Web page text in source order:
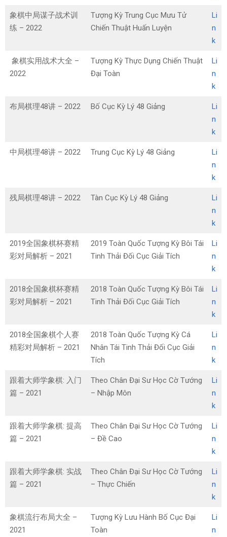
象棋中局谋子战术训
练 – 2022
Tượng Kỳ Trung Cục Mưu Tử
Chiến Thuật Huấn Luyện
Li
n
k
象棋实用战术大全 –
2022
Tượng Kỳ Thực Dụng Chiến Thuật
Đại Toàn
Li
n
k
布局棋理48讲 – 2022 Bố Cục Kỳ Lý 48 Giảng Li
n
k
中局棋理48讲 – 2022 Trung Cục Kỳ Lý 48 Giảng
Li
n
k
残局棋理48讲 – 2022 Tàn Cục Kỳ Lý 48 Giảng
Li
n
k
2019全国象棋杯赛精
彩对局解析 – 2021
2019 Toàn Quốc Tượng Kỳ Bôi Tái
Tinh Thải Đối Cục Giải Tích
Li
n
k
2018全国象棋杯赛精
彩对局解析 – 2021
2018 Toàn Quốc Tượng Kỳ Bôi Tái
Tinh Thải Đối Cục Giải Tích
Li
n
k
2018全国象棋个人赛
精彩对局解析 – 2021
2018 Toàn Quốc Tượng Kỳ Cá
Nhân Tái Tinh Thải Đối Cục Giải
Tích
Li
n
k
跟着大师学象棋: 入门
篇 – 2021
Theo Chân Đại Sư Học Cờ Tướng
– Nhập Môn
Li
n
k
跟着大师学象棋: 提高
篇 – 2021
Theo Chân Đại Sư Học Cờ Tướng
– Đề Cao
Li
n
k
跟着大师学象棋: 实战
篇 – 2021
Theo Chân Đại Sư Học Cờ Tướng
– Thực Chiến
Li
n
k
象棋流行布局大全 –
2021
Tượng Kỳ Lưu Hành Bố Cục Đại
Toàn
Li
n